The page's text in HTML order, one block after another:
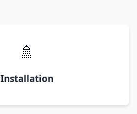
🚿
Installation